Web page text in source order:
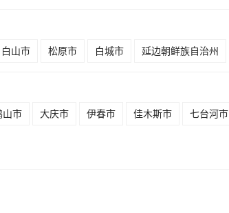
白山市 松原市 白城市 延边朝鲜族自治州
山市 大庆市 伊春市 佳木斯市 七台河市